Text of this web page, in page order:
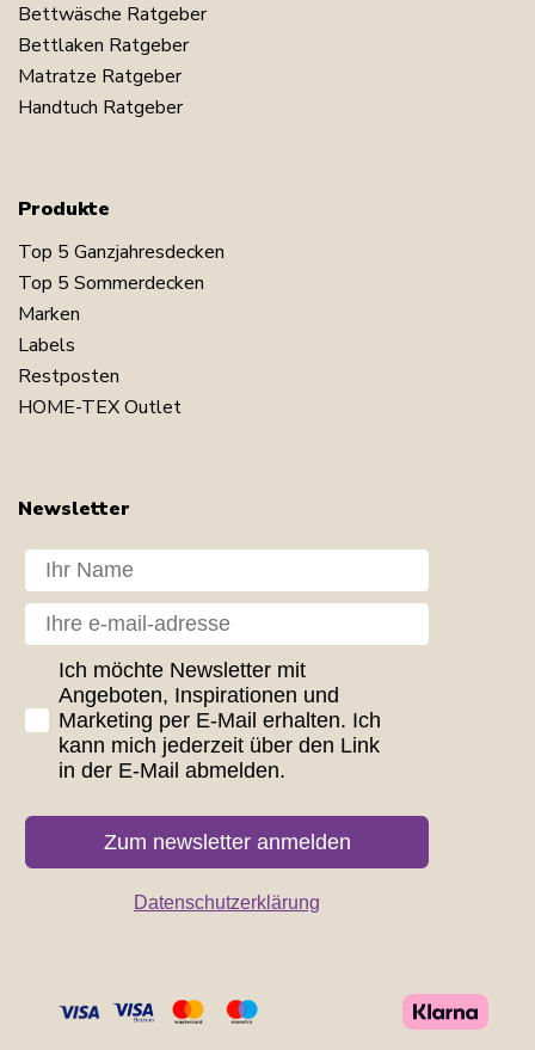
Bettwäsche Ratgeber
Bettlaken Ratgeber
Matratze Ratgeber
Handtuch Ratgeber
Produkte
Top 5 Ganzjahresdecken
Top 5 Sommerdecken
Marken
Labels
Restposten
HOME-TEX Outlet
Newsletter
Dit navn
Din e-mail
GDPR consent
Ich möchte Newsletter mit
Angeboten, Inspirationen und
Marketing per E-Mail erhalten. Ich
kann mich jederzeit über den Link
in der E-Mail abmelden.
Zum newsletter anmelden
Datenschutzerklärung